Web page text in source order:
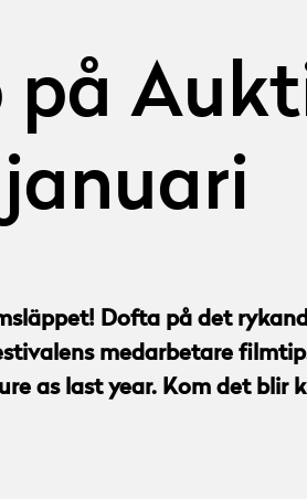
på
Dofta på det
medarbetare
as last year. Kom det blir